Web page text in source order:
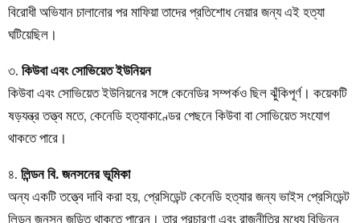
বিরোধী অভিযান চালানোর পর মাফিয়া তাদের প্রতিশোধ নেয়ার জন্য এই হত্যা
ঘটিয়েছিল।
৩. কিউবা এবং সোভিয়েত ইউনিয়ন
কিউবা এবং সোভিয়েত ইউনিয়নের সঙ্গে কেনেডির সম্পর্কও ছিল ঝুঁকিপূর্ণ। কয়েকটি
ষড়যন্ত্র তত্ত্ব মতে, কেনেডি হত্যাকাণ্ডের পেছনে কিউবা বা সোভিয়েত সংযোগ
থাকতে পারে।
৪. লিন্ডন বি. জনসনের ভূমিকা
অন্য একটি তত্ত্বে দাবি করা হয়, প্রেসিডেন্ট কেনেডি হত্যার জন্য ভাইস প্রেসিডেন্ট
লিন্ডন জনসন জড়িত থাকতে পারেন। তার প্রচারণা এবং রাজনীতির মধ্যে বিভিন্ন